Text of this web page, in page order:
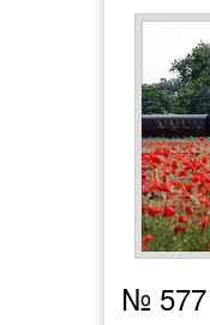
№ 577